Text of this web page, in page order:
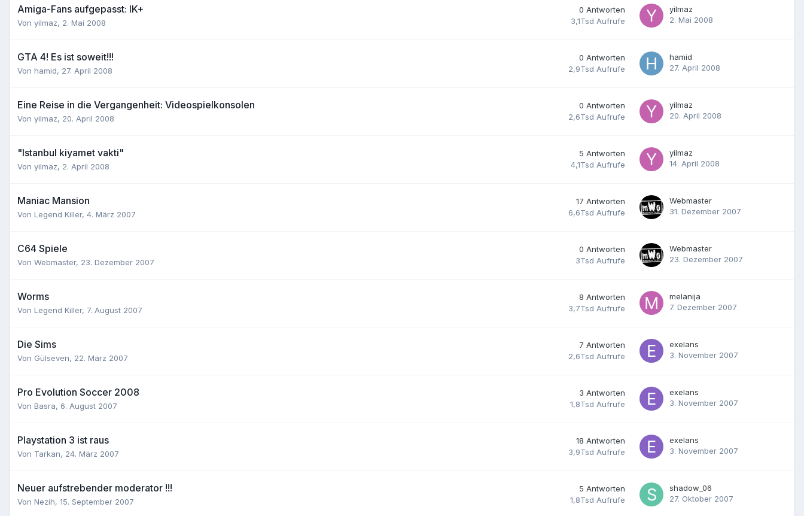
Amiga-Fans aufgepasst: IK+
Von yilmaz, 2. Mai 2008
0 Antworten
3,1Tsd Aufrufe
yilmaz
2. Mai 2008
GTA 4! Es ist soweit!!!
Von hamid, 27. April 2008
0 Antworten
2,9Tsd Aufrufe
hamid
27. April 2008
Eine Reise in die Vergangenheit: Videospielkonsolen
Von yilmaz, 20. April 2008
0 Antworten
2,6Tsd Aufrufe
yilmaz
20. April 2008
"Istanbul kiyamet vakti"
Von yilmaz, 2. April 2008
5 Antworten
4,1Tsd Aufrufe
yilmaz
14. April 2008
Maniac Mansion
Von Legend Killer, 4. März 2007
17 Antworten
6,6Tsd Aufrufe
Webmaster
31. Dezember 2007
C64 Spiele
Von Webmaster, 23. Dezember 2007
0 Antworten
3Tsd Aufrufe
Webmaster
23. Dezember 2007
Worms
Von Legend Killer, 7. August 2007
8 Antworten
3,7Tsd Aufrufe
melanija
7. Dezember 2007
Die Sims
Von Gülseven, 22. März 2007
7 Antworten
2,6Tsd Aufrufe
exelans
3. November 2007
Pro Evolution Soccer 2008
Von Basra, 6. August 2007
3 Antworten
1,8Tsd Aufrufe
exelans
3. November 2007
Playstation 3 ist raus
Von Tarkan, 24. März 2007
18 Antworten
3,9Tsd Aufrufe
exelans
3. November 2007
Neuer aufstrebender moderator !!!
Von Nezih, 15. September 2007
5 Antworten
1,8Tsd Aufrufe
shadow_06
27. Oktober 2007